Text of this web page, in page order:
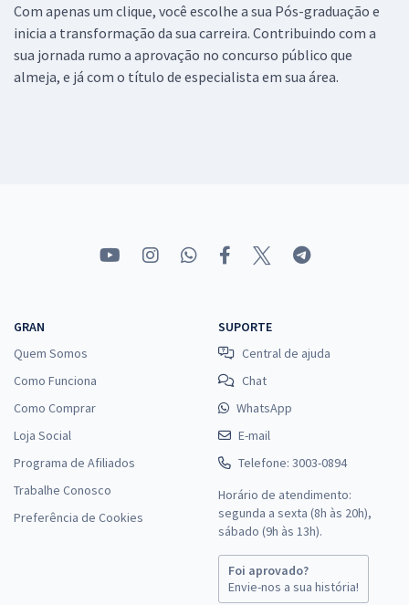
Com apenas um clique, você escolhe a sua Pós-graduação e
inicia a transformação da sua carreira. Contribuindo com a
sua jornada rumo a aprovação no concurso público que
almeja, e já com o título de especialista em sua área.
GRAN
Quem Somos
Como Funciona
Como Comprar
Loja Social
Programa de Afiliados
Trabalhe Conosco
Preferência de Cookies
SUPORTE
Central de ajuda
Chat
WhatsApp
E-mail
Telefone: 3003-0894
Horário de atendimento:
segunda a sexta (8h às 20h),
sábado (9h às 13h).
Foi aprovado?
Envie-nos a sua história!